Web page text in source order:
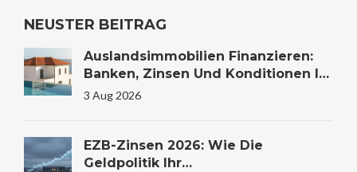
NEUSTER BEITRAG
Auslandsimmobilien Finanzieren:
Banken, Zinsen Und Konditionen Im
Vergleich
3 Aug 2026
EZB-Zinsen 2026: Wie Die
Geldpolitik Ihr